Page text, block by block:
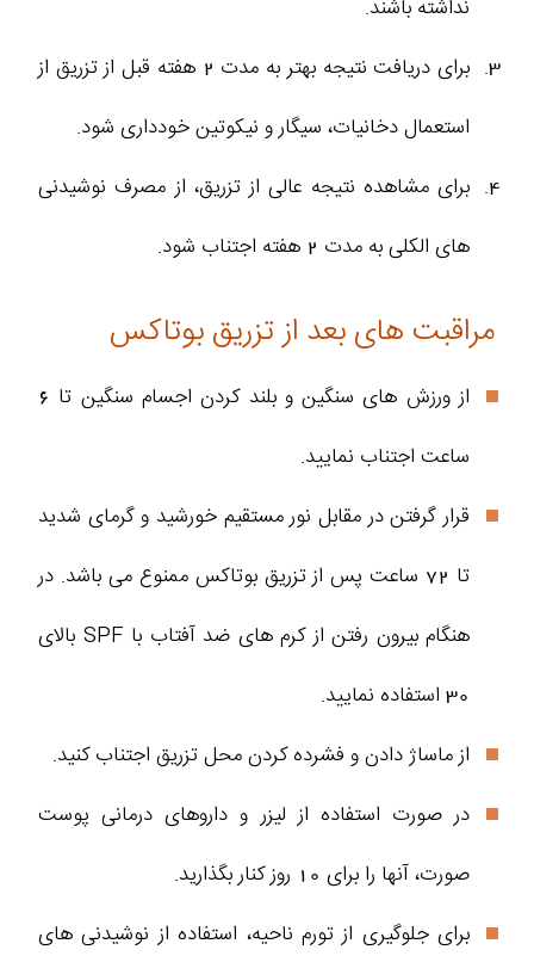
نداشته باشند.
برای دریافت نتیجه بهتر به مدت 2 هفته قبل از تزریق از
استعمال دخانیات، سیگار و نیکوتین خودداری شود.
برای مشاهده نتیجه عالی از تزریق، از مصرف نوشیدنی
های الکلی به مدت 2 هفته اجتناب شود.
مراقبت های بعد از تزریق بوتاکس
از ورزش های سنگین و بلند کردن اجسام سنگین تا 6
ساعت اجتناب نمایید.
قرار گرفتن در مقابل نور مستقیم خورشید و گرمای شدید
تا 72 ساعت پس از تزریق بوتاکس ممنوع می باشد. در
هنگام بیرون رفتن از کرم های ضد آفتاب با SPF بالای
30 استفاده نمایید.
از ماساژ دادن و فشرده کردن محل تزریق اجتناب کنید.
در صورت استفاده از لیزر و داروهای درمانی پوست
صورت، آنها را برای 10 روز کنار بگذارید.
برای جلوگیری از تورم ناحیه، استفاده از نوشیدنی های